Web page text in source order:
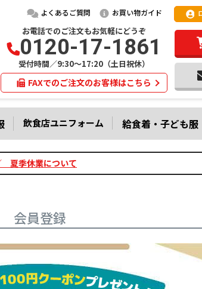
よくあるご質問 お買い物ガイド
お電話でのご注文もお気軽にどうぞ
0120-17-1861
受付時間／9:30～17:20（土日祝休）
FAXでのご注文のお客様はこちら
飲食店ユニフォーム 給食着・子ども服
夏季休業について
会員登録